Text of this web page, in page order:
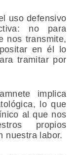
uso defensivo
no para
nos transmite,
en él lo
tramitar por
implica
lo que
al que nos
propios
nuestra labor.